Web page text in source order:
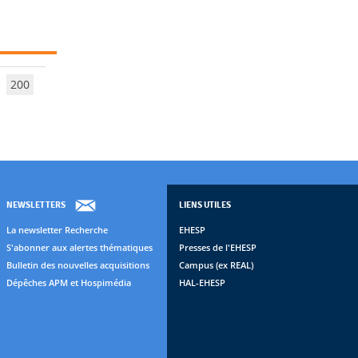
200
NEWSLETTERS
La newsletter Recherche
S'abonner aux alertes thématiques
Bulletin des nouvelles acquisitions
Dépêches APM et Hospimédia
LIENS UTILES
EHESP
Presses de l'EHESP
Campus (ex REAL)
HAL-EHESP